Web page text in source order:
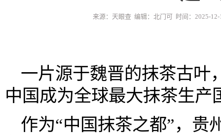
来源：天眼查 编辑：北门可 时间：2025-
一片源于魏晋的抹茶古叶
中国成为全球最大抹茶生产
作为“中国抹茶之都”，贵